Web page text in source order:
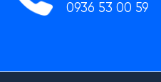
0936 53 00 59